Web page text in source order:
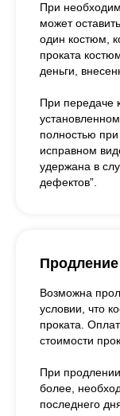
При
может
один костюм,
проката
деньги,
При передаче
полностью
исправном
удержана в
дефектов”.
Продление
Возможна
условии, что
проката.
стоимости
При
более,
последнего